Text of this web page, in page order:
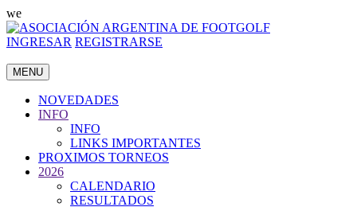
we
INGRESAR REGISTRARSE
MENU
NOVEDADES
INFO
INFO
LINKS IMPORTANTES
PROXIMOS TORNEOS
2026
CALENDARIO
RESULTADOS